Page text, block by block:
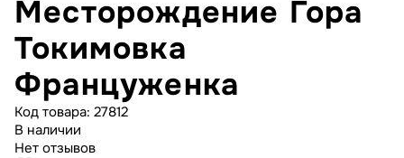
Месторождение Гора
Токимовка
Француженка
Код товара: 27812
В наличии
Нет отзывов